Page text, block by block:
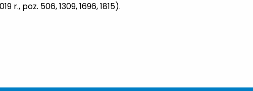
r., poz. 506, 1309, 1696, 1815).